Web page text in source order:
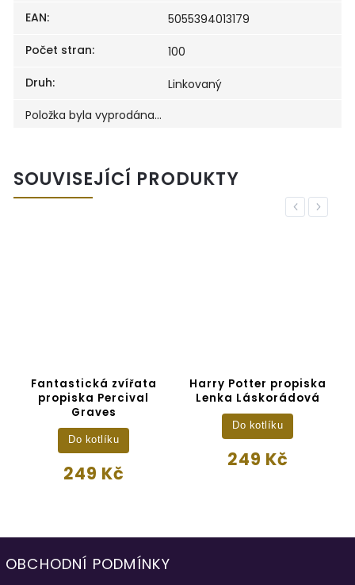
EAN:
5055394013179
Počet stran:
100
Druh:
Linkovaný
Položka byla vyprodána…
SOUVISEJÍCÍ PRODUKTY
Previous
Fantastická zvířata
propiska Percival
Graves
249 Kč
Do kotlíku
Harry Potter propiska
Lenka Láskorádová
249 Kč
Do kotlíku
Next
OBCHODNÍ PODMÍNKY